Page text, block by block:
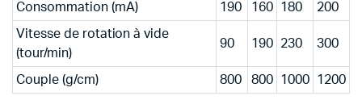
Consommation (mA) 190 160 180 200
Vitesse de rotation à vide
(tour/min)
90 190 230 300
Couple (g/cm) 800 800 1000 1200